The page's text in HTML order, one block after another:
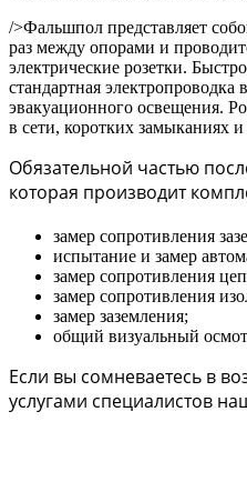
/>Фальшпол представляет
раз между опорами и
электрические розетки.
стандартная электропроводка
эвакуационного освещения.
в сети, коротких замыканиях и
Обязательной частью
которая производит
замер сопротивления
испытание и замер
замер сопротивления
замер сопротивления
замер заземления;
общий визуальный
Если вы сомневаетесь в
услугами специалистов